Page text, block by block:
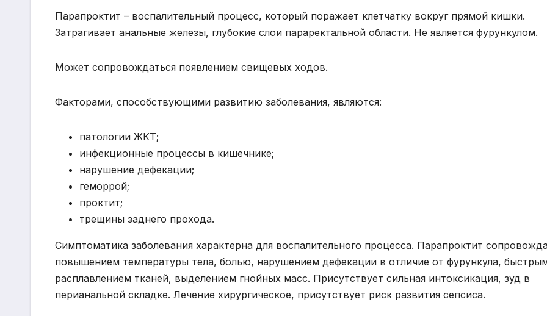
Парапроктит – воспалительный процесс, который поражает клетчатку вокруг прямой кишки.
Затрагивает анальные железы, глубокие слои параректальной области. Не является фурункулом.
Может сопровождаться появлением свищевых ходов.
Факторами, способствующими развитию заболевания, являются:
патологии ЖКТ;
инфекционные процессы в кишечнике;
нарушение дефекации;
геморрой;
проктит;
трещины заднего прохода.
Симптоматика заболевания характерна для воспалительного процесса. Парапроктит
повышением температуры тела, болью, нарушением дефекации в отличие от фурункула,
расплавлением тканей, выделением гнойных масс. Присутствует сильная интоксикация, зуд в
перианальной складке. Лечение хирургическое, присутствует риск развития сепсиса.